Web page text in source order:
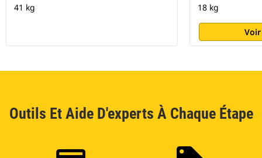
41 kg 18 kg
Outils Et Aide D'experts À Chaque Étape